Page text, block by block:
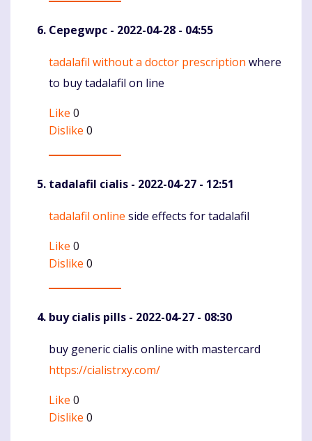
Cepegwpc - 2022-04-28 - 04:55
Komentaras
tadalafil without a doctor prescription where
to buy tadalafil on line
Like 0
Dislike 0
tadalafil cialis - 2022-04-27 - 12:51
Komentaras
tadalafil online side effects for tadalafil
Like 0
Dislike 0
buy cialis pills - 2022-04-27 - 08:30
Komentaras
buy generic cialis online with mastercard
https://cialistrxy.com/
Like 0
Dislike 0